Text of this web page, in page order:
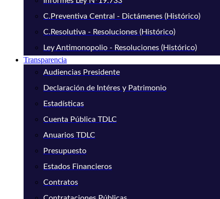
C.Preventiva Central - Dictámenes (Histórico)
C.Resolutiva - Resoluciones (Histórico)
Ley Antimonopolio - Resoluciones (Histórico)
Transparencia
Audiencias Presidente
Declaración de Intéres y Patrimonio
Estadísticas
Cuenta Pública TDLC
Anuarios TDLC
Presupuesto
Estados Financieros
Contratos